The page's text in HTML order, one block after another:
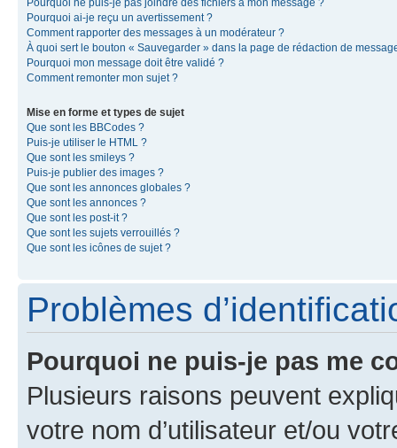
Pourquoi ai-je reçu un avertissement ?
Comment rapporter des messages à un modérateur ?
À quoi sert le bouton « Sauvegarder » dans la page de rédaction de
Pourquoi mon message doit être validé ?
Comment remonter mon sujet ?
Mise en forme et types de sujet
Que sont les BBCodes ?
Puis-je utiliser le HTML ?
Que sont les smileys ?
Puis-je publier des images ?
Que sont les annonces globales ?
Que sont les annonces ?
Que sont les post-it ?
Que sont les sujets verrouillés ?
Que sont les icônes de sujet ?
Problèmes
Pourquoi ne puis-je pas me
Plusieurs raisons peuvent
votre nom d’utilisateur et/ou